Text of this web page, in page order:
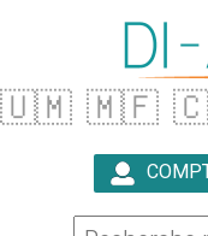
🇺🇲 🇲🇫